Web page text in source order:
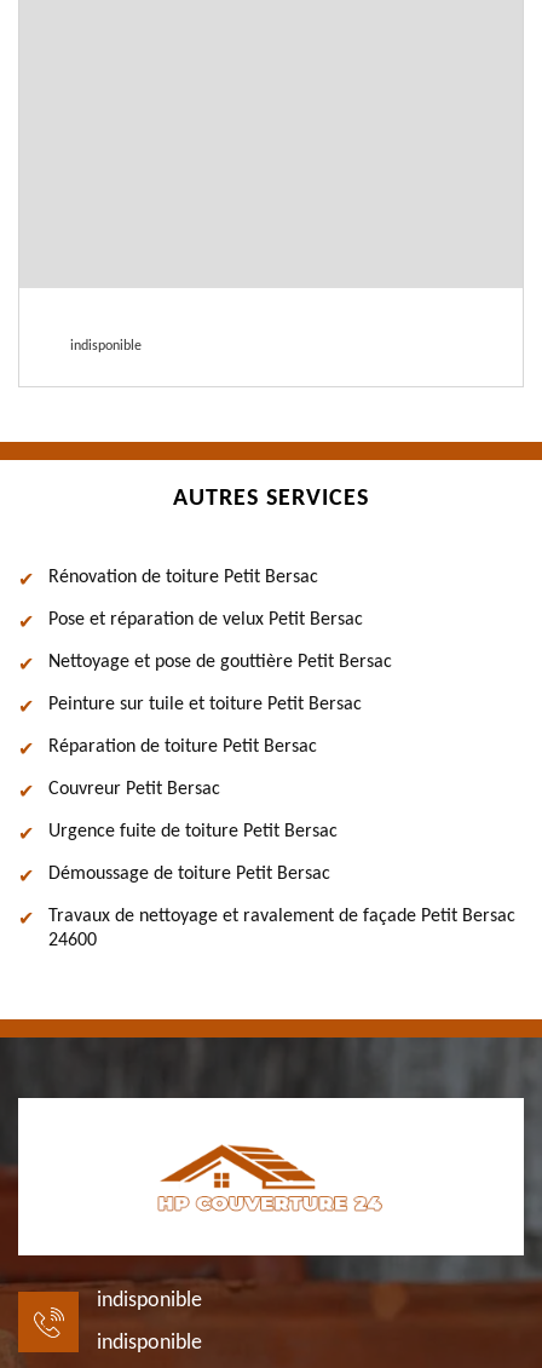
indisponible
AUTRES SERVICES
Rénovation de toiture Petit Bersac
Pose et réparation de velux Petit Bersac
Nettoyage et pose de gouttière Petit Bersac
Peinture sur tuile et toiture Petit Bersac
Réparation de toiture Petit Bersac
Couvreur Petit Bersac
Urgence fuite de toiture Petit Bersac
Démoussage de toiture Petit Bersac
Travaux de nettoyage et ravalement de façade Petit Bersac
24600
indisponible
indisponible